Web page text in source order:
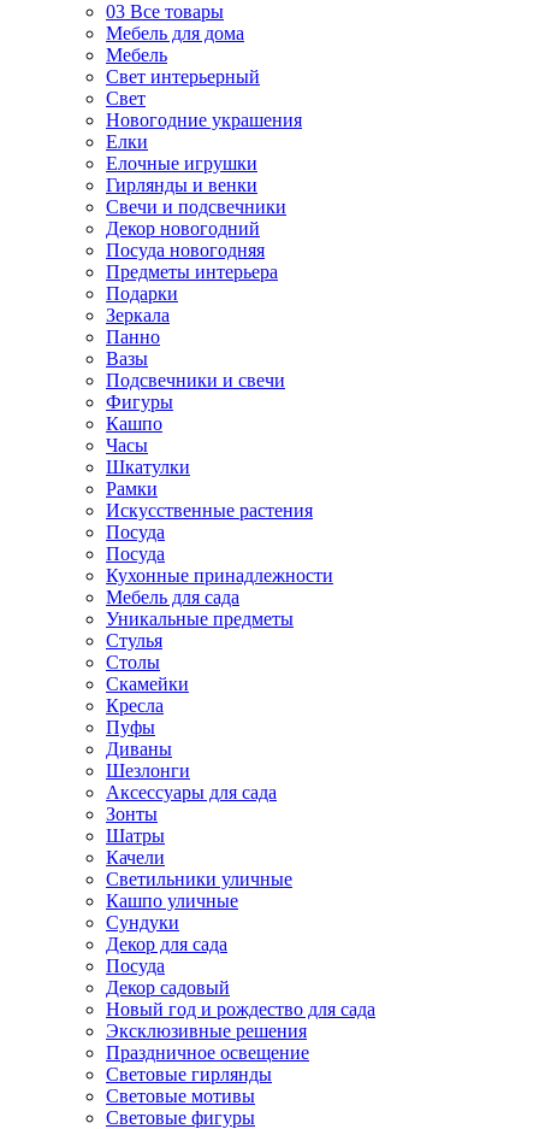
03 Все товары
Мебель для дома
Мебель
Свет интерьерный
Свет
Новогодние украшения
Елки
Елочные игрушки
Гирлянды и венки
Свечи и подсвечники
Декор новогодний
Посуда новогодняя
Предметы интерьера
Подарки
Зеркала
Панно
Вазы
Подсвечники и свечи
Фигуры
Кашпо
Часы
Шкатулки
Рамки
Искусственные растения
Посуда
Посуда
Кухонные принадлежности
Мебель для сада
Уникальные предметы
Стулья
Столы
Скамейки
Кресла
Пуфы
Диваны
Шезлонги
Аксессуары для сада
Зонты
Шатры
Качели
Cветильники уличные
Кашпо уличные
Сундуки
Декор для сада
Посуда
Декор садовый
Новый год и рождество для сада
Эксклюзивные решения
Праздничное освещение
Световые гирлянды
Световые мотивы
Световые фигуры